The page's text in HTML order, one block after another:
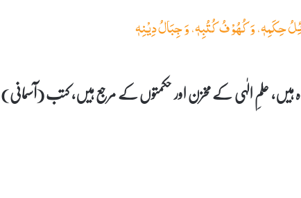
حِكَمِهٖ، وَ كُهُوْفُ كُتُبِهٖ، وَ جِبَالُ دِیْنِهٖ
ہیں، علمِ الٰہی کے مخزن اور حکمتوں کے مرجع ہیں، کتب (آسمانی)